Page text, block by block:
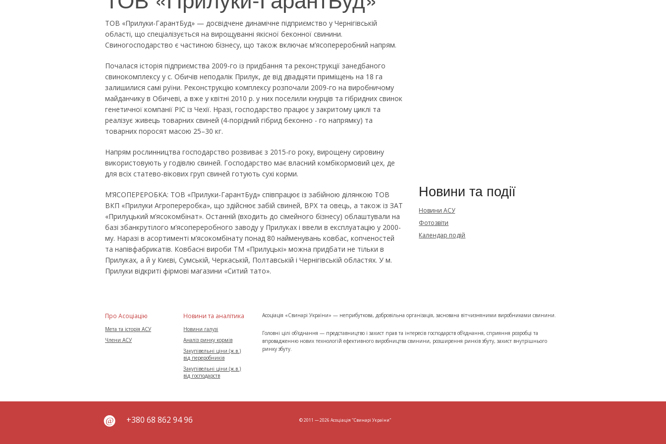
ТОВ «Прилуки-ГарантБуд» — досвідчене динамічне підприємство у Чернігівській
області, що спеціалізується на вирощуванні якісної беконної свинини.
Свиногосподарство є частиною бізнесу, що також включає м’ясопереробний напрям.
Почалася історія підприємства 2009-го із придбання та реконструкції занедбаного
свинокомплексу у с. Обичів неподалік Прилук, де від двадцяти приміщень на 18 га
залишилися самі руїни. Реконструкцію комплексу розпочали 2009-го на виробничому
майданчику в Обичеві, а вже у квітні 2010 р. у них поселили кнурців та гібридних свинок
генетичної компанії PIC із Чехії. Нразі, господарство працює у закритому циклі та
реалізує живець товарних свиней (4-порідний гібрид беконно - го напрямку) та
товарних поросят масою 25–30 кг.
Напрям рослинництва господарство розвиває з 2015-го року, вирощену сировину
використовують у годівлю свиней. Господарство має власний комбікормовий цех, де
для всіх статево-вікових груп свиней готують сухі корми.
М’ЯСОПЕРЕРОБКА: ТОВ «Прилуки-ГарантБуд» співпрацює із забійною ділянкою ТОВ
ВКП «Прилуки Агропереробка», що здійснює забій свиней, ВРХ та овець, а також із ЗАТ
«Прилуцький м’ясокомбінат». Останній (входить до сімейного бізнесу) облаштували на
базі збанкрутілого м’ясопереробного заводу у Прилуках і ввели в експлуатацію у 2000-
му. Наразі в асортименті м’ясокомбінату понад 80 найменувань ковбас, копченостей
та напівфабрикатів. Ковбасні вироби ТМ «Прилуцькі» можна придбати не тільки в
Прилуках, а й у Києві, Сумській, Черкаській, Полтавській і Чернігівській областях. У м.
Прилуки відкриті фірмові магазини «Ситий тато».
Новини та події
Новини АСУ
Фотозвіти
Календар подій
Про Асоціацію
Мета та історія АСУ
Члени АСУ
Новини та аналітика
Новини галузі
Аналіз ринку кормів
Закупівельні ціни (ж.в.)
від переробників
Закупівельні ціни (ж.в.)
від господарств
Асоціація «Свинарі України» — неприбуткова, добровільна організація, заснована вітчизняними виробниками свинини.
Головні цілі об'єднання — представництво і захист прав та інтересів господарств об’єднання, сприяння розробці та
впровадженню нових технологій ефективного виробництва свинини, розширення ринків збуту, захист внутрішнього
ринку збуту.
+380 68 862 94 96 © 2011 — 2026 Асоціація "Свинарі України"